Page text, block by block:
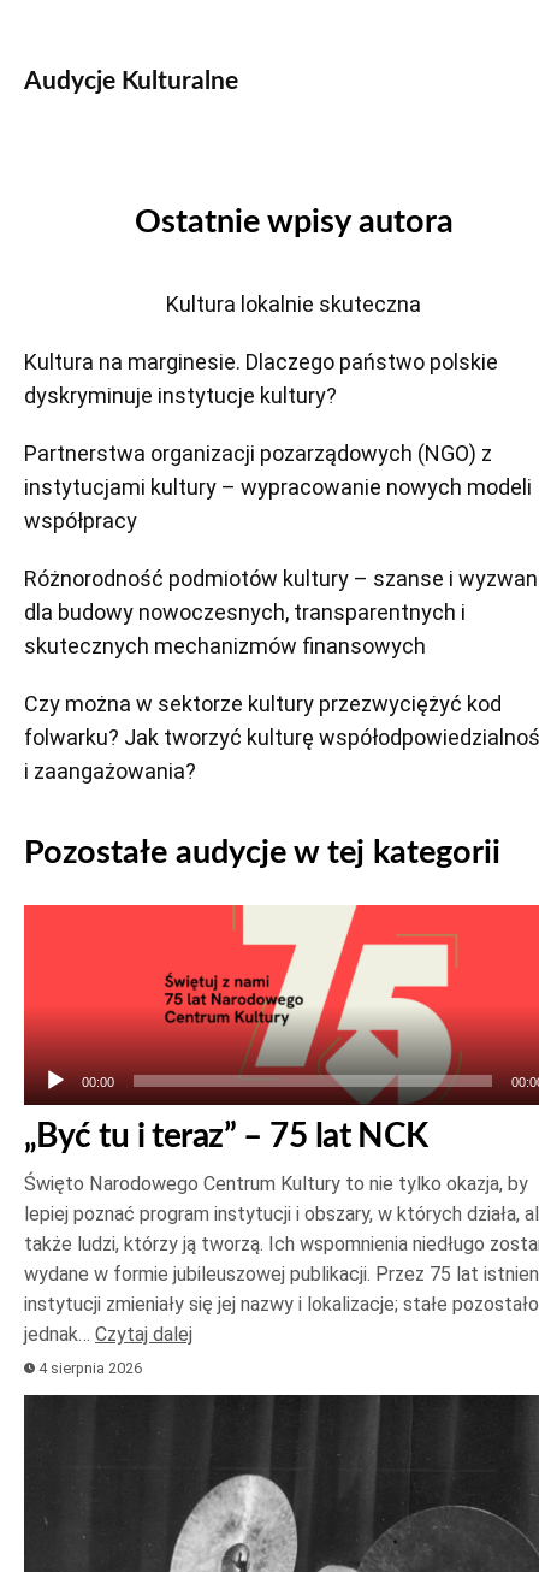
Audycje Kulturalne
Ostatnie wpisy autora
Kultura lokalnie skuteczna
Kultura na marginesie. Dlaczego państwo polskie
dyskryminuje instytucje kultury?
Partnerstwa organizacji pozarządowych (NGO) z
instytucjami kultury – wypracowanie nowych modeli
współpracy
Różnorodność podmiotów kultury – szanse i
dla budowy nowoczesnych, transparentnych i
skutecznych mechanizmów finansowych
Czy można w sektorze kultury przezwyciężyć kod
folwarku? Jak tworzyć kulturę
i zaangażowania?
Pozostałe audycje w tej kategorii
00:00
„Być tu i teraz” – 75 lat NCK
Święto Narodowego Centrum Kultury to nie tylko okazja, by
lepiej poznać program instytucji i obszary, w których działa,
także ludzi, którzy ją tworzą. Ich wspomnienia niedługo
wydane w formie jubileuszowej publikacji. Przez 75 lat
instytucji zmieniały się jej nazwy i lokalizacje; stałe pozostało
jednak… Czytaj dalej
4 sierpnia 2026